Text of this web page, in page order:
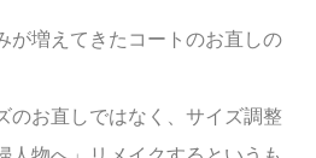
が増えてきたコートのお直しの
のお直しではなく、サイズ調整